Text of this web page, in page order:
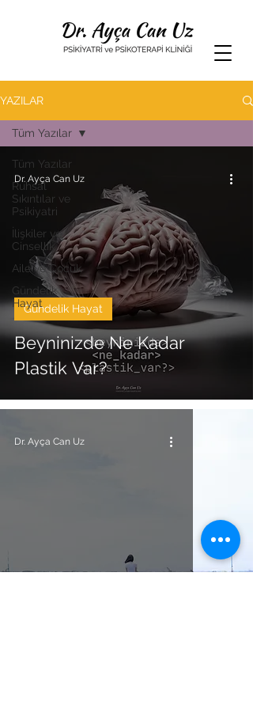
YAZILAR
Tüm Yazılar
Ruhsal
Sıkıntılar ve
Psikiyatri
İlişkiler ve
Cinsellik
Aile ve Çocuk
Gündelik
Hayat
Tüm Yazılar
Beyninizde Ne Kadar
Plastik Var?
Gündelik Hayat
Dr. Ayça Can Uz
Dr. Ayça Can Uz